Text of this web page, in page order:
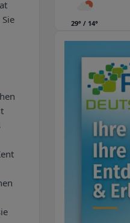
29° / 14°